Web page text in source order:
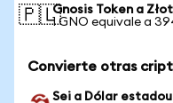
🇵🇱Gnosis Token a
1 GNO equivale a
Convierte otras
Sei a Dólar